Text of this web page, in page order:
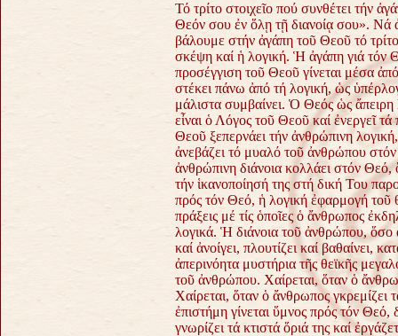
Τό τρίτο στοιχεῖο πού συνθέτει τήν
Θεόν σου ἐν ὅλῃ τῇ διανοίᾳ σου». Νά
βάλουμε στήν ἀγάπη τοῦ Θεοῦ τό
σκέψη καί ἡ λογική. Ἡ ἀγάπη γιά τόν
προσέγγιση τοῦ Θεοῦ γίνεται μέσα
στέκει πάνω ἀπό τή λογική, ὡς
μάλιστα συμβαίνει. Ὁ Θεός ὡς
εἶναι ὁ Λόγος τοῦ Θεοῦ καί ἐνεργεῖ
Θεοῦ ξεπερνάει τήν ἀνθρώπινη
ἀνεβάζει τό μυαλό τοῦ ἀνθρώπου
ἀνθρώπινη διάνοια κολλάει στόν Θεό,
τήν ἱκανοποίησή της στή δική Του
πρός τόν Θεό, ἡ λογική ἐφαρμογή τοῦ
πράξεις μέ τίς ὁποῖες ὁ ἄνθρωπος
λογικά. Ἡ διάνοια τοῦ ἀνθρώπου, ὅσο
καί ἀνοίγει, πλουτίζει καί βαθαίνει,
ἀπερινόητα μυστήρια τῆς θεϊκῆς
τοῦ ἀνθρώπου. Χαίρεται, ὅταν ὁ
Χαίρεται, ὅταν ὁ ἄνθρωπος γκρεμίζει
ἐπιστήμη γίνεται ὕμνος πρός τόν Θεό,
γνωρίζει τά κτιστά ὅριά της καί